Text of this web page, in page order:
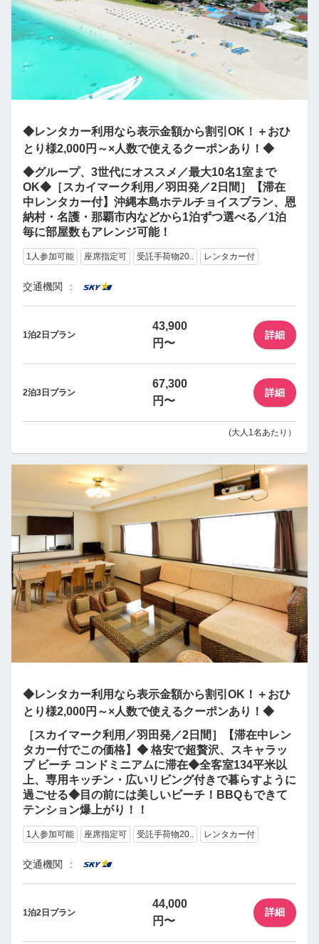
◆レンタカー利用なら表示金額から割引OK！＋おひ
とり様2,000円～×人数で使えるクーポンあり！◆
◆グループ、3世代にオススメ／最大10名1室まで
OK◆［スカイマーク利用／羽田発／2日間］【滞在
中レンタカー付】沖縄本島ホテルチョイスプラン、恩
納村・名護・那覇市内などから1泊ずつ選べる／1泊
毎に部屋数もアレンジ可能！
1人参加可能 座席指定可 受託手荷物20.. レンタカー付
交通機関
1泊2日プラン
43,900
円〜
詳細
2泊3日プラン
67,300
円〜
詳細
(大人1名あたり）
◆レンタカー利用なら表示金額から割引OK！＋おひ
とり様2,000円～×人数で使えるクーポンあり！◆
［スカイマーク利用／羽田発／2日間］【滞在中レン
タカー付でこの価格】◆ 格安で超贅沢、スキャラッ
プ ビーチ コンドミニアムに滞在◆全客室134平米以
上、専用キッチン・広いリビング付きで暮らすように
過ごせる◆目の前には美しいビーチ！BBQもできて
テンション爆上がり！！
1人参加可能 座席指定可 受託手荷物20.. レンタカー付
交通機関
1泊2日プラン
44,000
円〜
詳細